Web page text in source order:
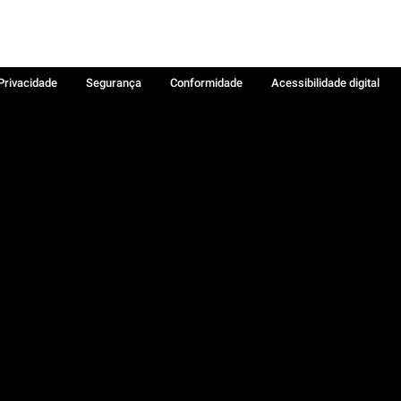
Segurança Conformidade
Acessibilidade digital